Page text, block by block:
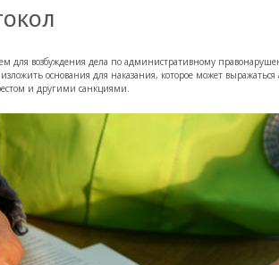
для возбуждения дела по административному
изложить основания для наказания, которое может
и другими санкциями.